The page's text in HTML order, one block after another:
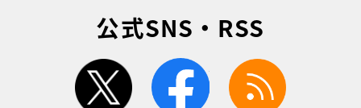
公式SNS・RSS
twitter facebook